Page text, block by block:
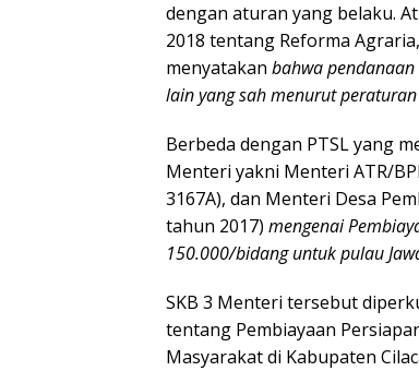
dengan aturan yang belaku.
2018 tentang Reforma
menyatakan bahwa pendanaan
lain yang sah menurut
Berbeda dengan PTSL yang
Menteri yakni Menteri ATR/
3167A), dan Menteri Desa
tahun 2017) mengenai
150.000/bidang untuk pulau
SKB 3 Menteri tersebut
tentang Pembiayaan
Masyarakat di Kabupaten